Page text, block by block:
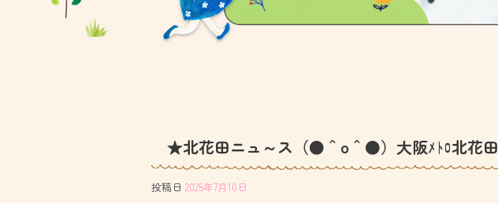
★北花田ニュ～ス（●＾o＾●）大阪ﾒﾄﾛ北花田
投稿日 2025年7月10日